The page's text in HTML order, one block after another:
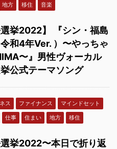
地方 移住 音楽
選挙2022】 『シン・福島
和4年Ver. ）〜やっちゃ
〜』男性ヴォーカル
公式テーマソング
ス ファイナンス
マインドセット
仕事 住まい 地方 移住
選挙2022〜本日で折り返